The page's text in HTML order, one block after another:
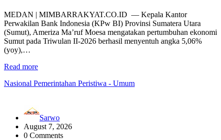
MEDAN | MIMBARRAKYAT.CO.ID — ‎Kepala Kantor
Perwakilan Bank Indonesia (KPw BI) Provinsi Sumatera Utara
(Sumut), Ameriza Ma’ruf Moesa mengatakan pertumbuhan ekonomi
Sumut pada Triwulan II-2026 berhasil menyentuh angka 5,06%
(yoy),…
Read more
Nasional Pemerintahan Peristiwa - Umum
Sarwo
August 7, 2026
0 Comments